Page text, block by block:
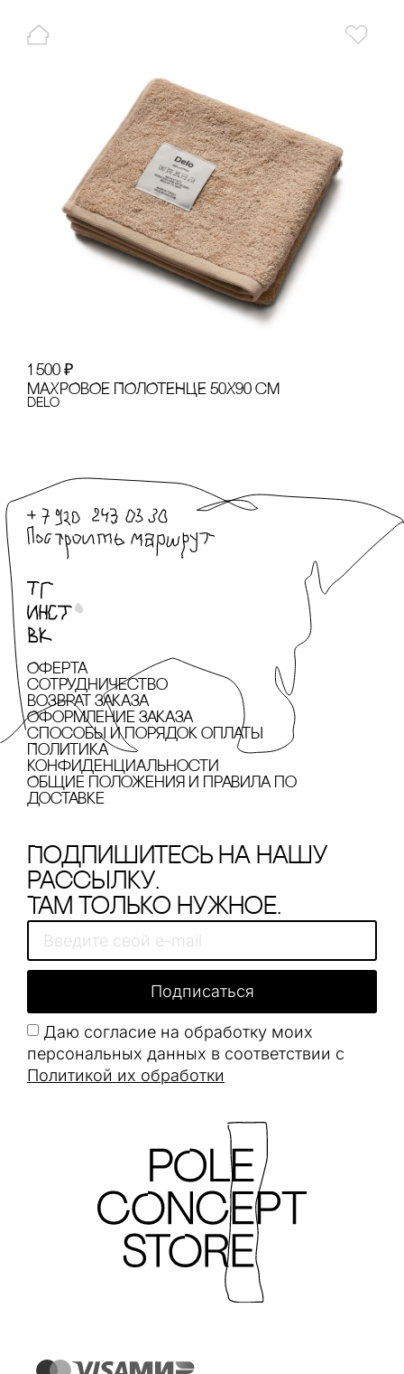
1 500 ₽
МАХРОВОЕ ПОЛОТЕНЦЕ 50Х90 сМ
Delo
Оферта
сотрудничество
Возврат заказа
Оформление заказа
cпособы и порядок оплаты
Политика
конфиденциальности
Общие положения и правила по
доставке
Подпишитесь на нашу
рассылку.
Там только нужное.
Даю согласие на обработку моих
персональных данных в соответствии с
Политикой их обработки
Подписаться